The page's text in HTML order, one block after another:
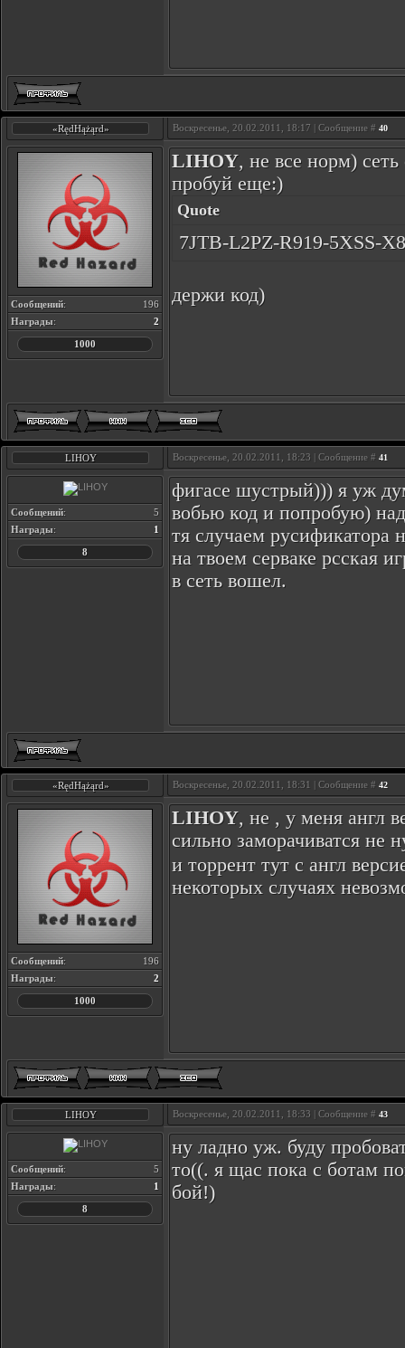
«RędHążąrd» Воскресенье, 20.02.2011, 18:17 | Сообщение # 40
Сообщений:
196
Награды: 2
1000
LIHOY, не все норм)
пробуй еще:)
Quote
7JTB-L2PZ-R919-5XSS-
держи код)
LIHOY Воскресенье, 20.02.2011, 18:23 | Сообщение # 41
Сообщений:
5
Награды: 1
8
фигасе шустрый))) я уж
вобью код и попробую)
тя случаем русификатора
на твоем серваке рсская
в сеть вошел.
«RędHążąrd» Воскресенье, 20.02.2011, 18:31 | Сообщение # 42
Сообщений:
196
Награды: 2
1000
LIHOY, не , у меня англ
сильно заморачиватся не
и торрент тут с англ
некоторых случаях
LIHOY Воскресенье, 20.02.2011, 18:33 | Сообщение # 43
Сообщений:
5
Награды: 1
8
ну ладно уж. буду
то((. я щас пока с ботам
бой!)